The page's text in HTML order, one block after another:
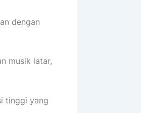
dengan
musik latar,
tinggi yang